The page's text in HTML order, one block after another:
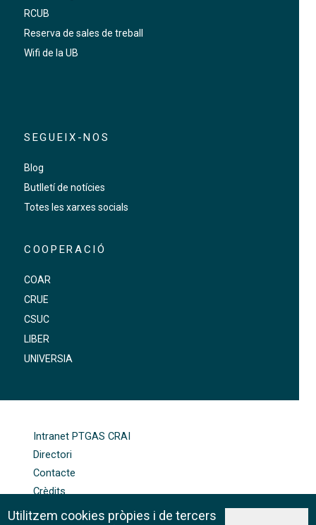
RCUB
Reserva de sales de treball
Wifi de la UB
SEGUEIX-NOS
Blog
Butlletí de notícies
Totes les xarxes socials
COOPERACIÓ
COAR
CRUE
CSUC
LIBER
UNIVERSIA
Intranet PTGAS CRAI
Directori
Contacte
Crèdits
Utilitzem cookies pròpies i de tercers